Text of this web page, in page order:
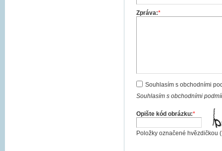
Zpráva:*
Souhlasím s obchodními
Souhlasím s obchodními
Opište kód obrázku:*
Položky označené hvězdičkou (